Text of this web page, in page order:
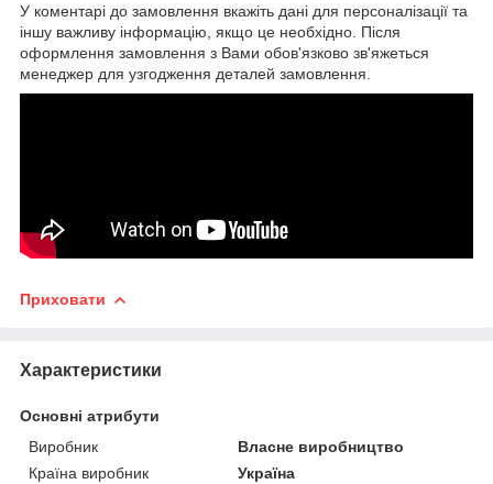
У коментарі до замовлення вкажіть дані для персоналізації та
іншу важливу інформацію, якщо це необхідно. Після
оформлення замовлення з Вами обов'язково зв'яжеться
менеджер для узгодження деталей замовлення.
Приховати
Характеристики
Основні атрибути
Виробник
Власне виробництво
Країна виробник
Україна